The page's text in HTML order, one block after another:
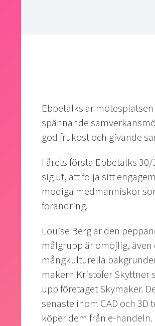
Ebbetalks är
spännande
god frukost och givande
I årets första Ebbetalks
sig ut, att följa sitt
modiga medmänniskor
förändring.
Louise Berg är den
målgrupp är omöjlig,
mångkulturella
makern Kristofer
upp företaget Skymaker.
senaste inom CAD och
köper dem från e-handeln.